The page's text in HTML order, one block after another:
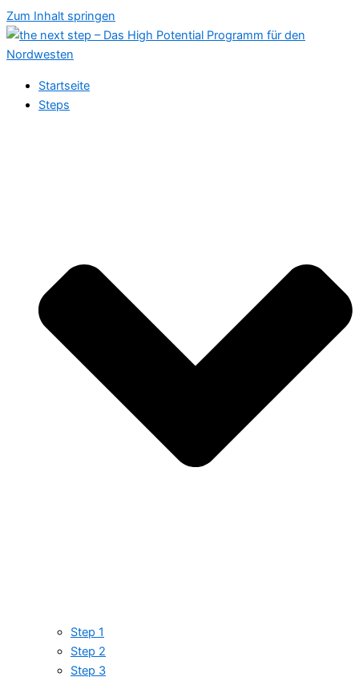
Zum Inhalt springen
Startseite
Steps
Step 1
Step 2
Step 3